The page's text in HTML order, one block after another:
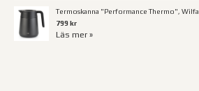
Termoskanna "Performance Thermo", Wilfa
799 kr
Läs mer »